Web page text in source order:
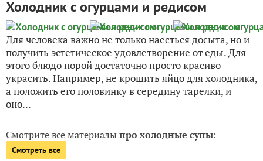
Холодник с огурцами и редисом
Для человека важно не только наесться досыта, но и
получить эстетическое удовлетворение от еды. Для
этого блюдо порой достаточно просто красиво
украсить. Например, не крошить яйцо для холодника,
а положить его половинку в середину тарелки, и
оно...
Смотрите все материалыпро холодные супы:
Смотреть все